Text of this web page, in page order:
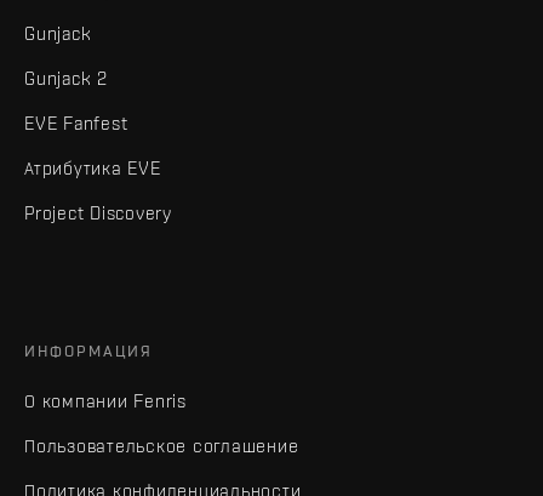
Gunjack
Gunjack 2
EVE Fanfest
Атрибутика EVE
Project Discovery
ИНФОРМАЦИЯ
О компании Fenris
Пользовательское соглашение
Политика конфиденциальности